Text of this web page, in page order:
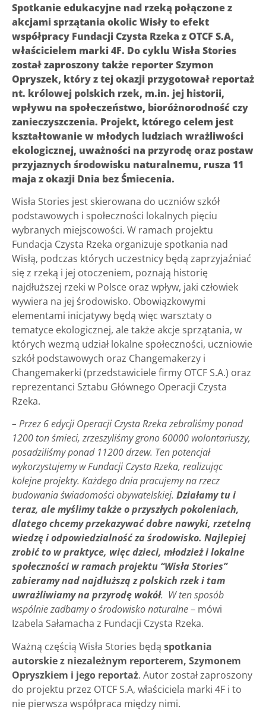
Spotkanie edukacyjne nad rzeką połączone z
akcjami sprzątania okolic Wisły to efekt
współpracy Fundacji Czysta Rzeka z OTCF S.A,
właścicielem marki 4F. Do cyklu Wisła Stories
został zaproszony także reporter Szymon
Opryszek, który z tej okazji przygotował reportaż
nt. królowej polskich rzek, m.in. jej historii,
wpływu na społeczeństwo, bioróżnorodność czy
zanieczyszczenia. Projekt, którego celem jest
kształtowanie w młodych ludziach wrażliwości
ekologicznej, uważności na przyrodę oraz postaw
przyjaznych środowisku naturalnemu, rusza 11
maja z okazji Dnia bez Śmiecenia.
Wisła Stories jest skierowana do uczniów szkół
podstawowych i społeczności lokalnych pięciu
wybranych miejscowości. W ramach projektu
Fundacja Czysta Rzeka organizuje spotkania nad
Wisłą, podczas których uczestnicy będą zaprzyjaźniać
się z rzeką i jej otoczeniem, poznają historię
najdłuższej rzeki w Polsce oraz wpływ, jaki człowiek
wywiera na jej środowisko. Obowiązkowymi
elementami inicjatywy będą więc warsztaty o
tematyce ekologicznej, ale także akcje sprzątania, w
których wezmą udział lokalne społeczności, uczniowie
szkół podstawowych oraz Changemakerzy i
Changemakerki (przedstawiciele firmy OTCF S.A.) oraz
reprezentanci Sztabu Głównego Operacji Czysta
Rzeka.
– Przez 6 edycji Operacji Czysta Rzeka zebraliśmy ponad
1200 ton śmieci, zrzeszyliśmy grono 60000 wolontariuszy,
posadziliśmy ponad 11200 drzew. Ten potencjał
wykorzystujemy w Fundacji Czysta Rzeka, realizując
kolejne projekty. Każdego dnia pracujemy na rzecz
budowania świadomości obywatelskiej. Działamy tu i
teraz, ale myślimy także o przyszłych pokoleniach,
dlatego chcemy przekazywać dobre nawyki, rzetelną
wiedzę i odpowiedzialność za środowisko. Najlepiej
zrobić to w praktyce, więc dzieci, młodzież i lokalne
społeczności w ramach projektu “Wisła Stories”
zabieramy nad najdłuższą z polskich rzek i tam
uwrażliwiamy na przyrodę wokół. W ten sposób
wspólnie zadbamy o środowisko naturalne– mówi
Izabela Sałamacha z Fundacji Czysta Rzeka.
Ważną częścią Wisła Stories będą spotkania
autorskie z niezależnym reporterem, Szymonem
Opryszkiem i jego reportaż. Autor został zaproszony
do projektu przez OTCF S.A, właściciela marki 4F i to
nie pierwsza współpraca między nimi.